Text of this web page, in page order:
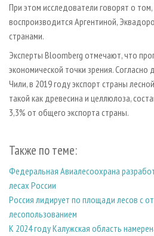
При этом исследователи говорят о
воспроизводится Аргентиной,
странами.
Эксперты Bloomberg отмечают, что
экономической точки зрения.
Чили, в 2019 году экспорт страны
такой как древесина и целлюлоза,
3,3% от общего экспорта страны.
Также по теме:
Федеральная Авиалесоохрана
лесах России
Россия лидирует по площади лесов с
лесопользованием
К 2024 году Калужская область